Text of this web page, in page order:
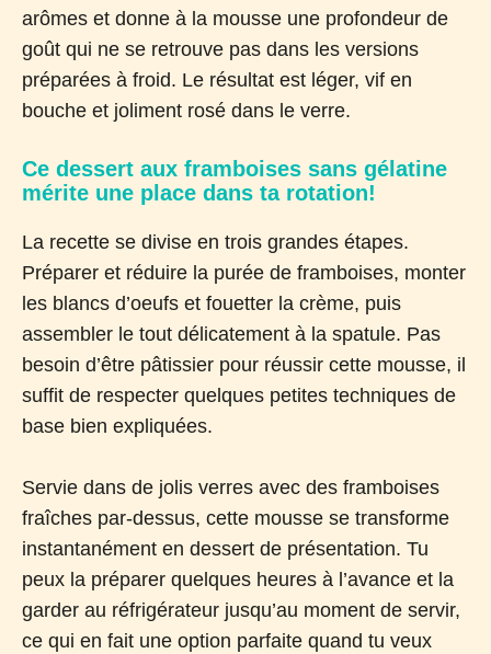
arômes et donne à la mousse une profondeur de
goût qui ne se retrouve pas dans les versions
préparées à froid. Le résultat est léger, vif en
bouche et joliment rosé dans le verre.
Ce dessert aux framboises sans gélatine
mérite une place dans ta rotation!
La recette se divise en trois grandes étapes.
Préparer et réduire la purée de framboises, monter
les blancs d’oeufs et fouetter la crème, puis
assembler le tout délicatement à la spatule. Pas
besoin d’être pâtissier pour réussir cette mousse, il
suffit de respecter quelques petites techniques de
base bien expliquées.
Servie dans de jolis verres avec des framboises
fraîches par-dessus, cette mousse se transforme
instantanément en dessert de présentation. Tu
peux la préparer quelques heures à l’avance et la
garder au réfrigérateur jusqu’au moment de servir,
ce qui en fait une option parfaite quand tu veux